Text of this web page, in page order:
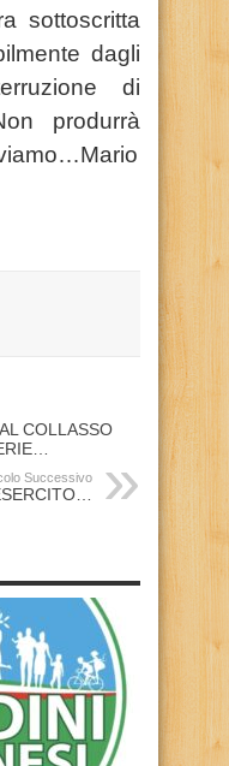
sottoscritta
dagli
di
produrrà
COLLASSO
Successivo